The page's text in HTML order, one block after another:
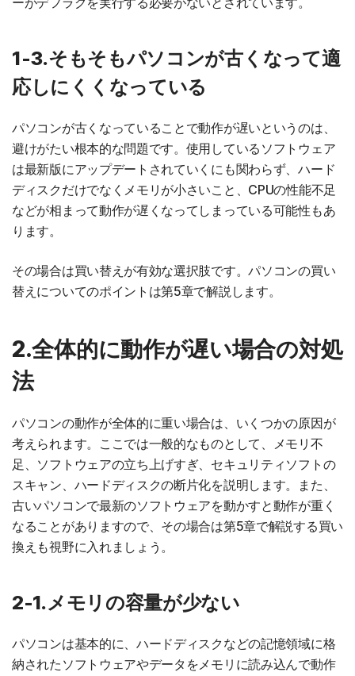
1-3.そもそもパソコンが古くなって適
応しにくくなっている
パソコンが古くなっていることで動作が遅いというのは、
避けがたい根本的な問題です。使用しているソフトウェア
は最新版にアップデートされていくにも関わらず、ハード
ディスクだけでなくメモリが小さいこと、CPUの性能不足
などが相まって動作が遅くなってしまっている可能性もあ
ります。
その場合は買い替えが有効な選択肢です。パソコンの買い
替えについてのポイントは第5章で解説します。
2.全体的に動作が遅い場合の対処
法
パソコンの動作が全体的に重い場合は、いくつかの原因が
考えられます。ここでは一般的なものとして、メモリ不
足、ソフトウェアの立ち上げすぎ、セキュリティソフトの
スキャン、ハードディスクの断片化を説明します。また、
古いパソコンで最新のソフトウェアを動かすと動作が重く
なることがありますので、その場合は第5章で解説する買い
換えも視野に入れましょう。
2-1.メモリの容量が少ない
パソコンは基本的に、ハードディスクなどの記憶領域に格
納されたソフトウェアやデータをメモリに読み込んで動作